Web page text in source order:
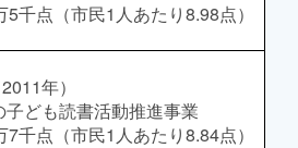
千点（市民1人あたり8.98点）
年）
ども読書活動推進事業
千点（市民1人あたり8.84点）